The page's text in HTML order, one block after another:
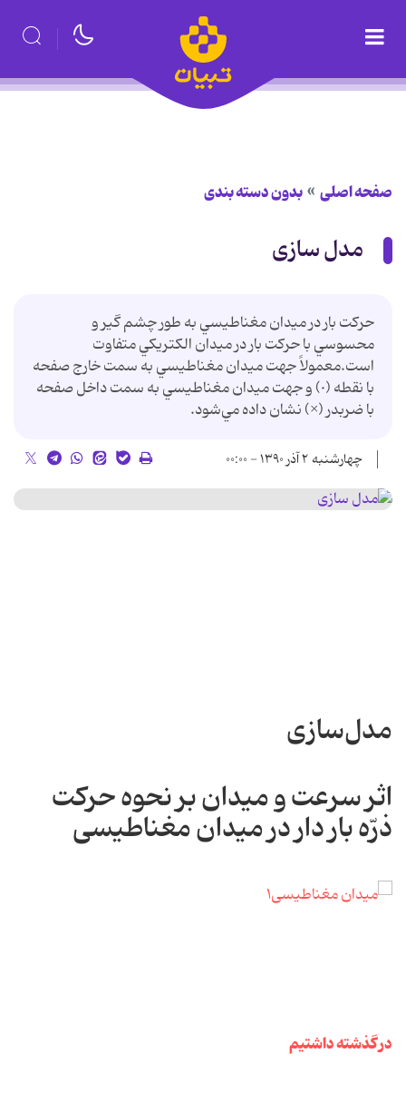
صفحه اصلی بدون دسته بندی
مدل سازی
حركت بار در ميدان مغناطيسي به طور چشم گير و
محسوسي با حركت بار در ميدان الكتريكي متفاوت
است.معمولاً جهت ميدان مغناطيسي به سمت خارج صفحه
با نقطه (٠) و جهت ميدان مغناطيسي به سمت داخل صفحه
با ضربدر (×) نشان داده مي‌شود.
چهارشنبه ۲ آذر ۱۳۹۰ - ۰۰:۰۰
مدل‌سازی
اثر سرعت و میدان بر نحوه حركت
ذرّه بار دار در میدان مغناطیسی
در گذشته داشتیم